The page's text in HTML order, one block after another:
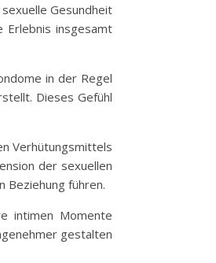
Gesundheit
Erlebnis insgesamt
in der Regel
Dieses Gefühl
Verhütungsmittels
der sexuellen
Beziehung führen.
intimen Momente
gestalten